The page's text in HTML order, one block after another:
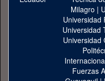
Milagro |
Universidad
Universidad
Universidad
Fuerzas